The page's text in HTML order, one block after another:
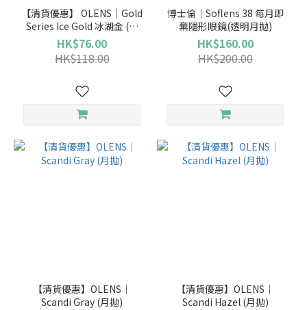
【清貨優惠】 OLENS｜Gold
Series Ice Gold 冰湖金 (月
拋)
HK$76.00
HK$118.00
博士倫｜Soflens 38 每月即
棄隱形眼鏡(透明月拋)
HK$160.00
HK$200.00
【清貨優惠】OLENS｜
Scandi Gray (月拋)
【清貨優惠】OLENS｜
Scandi Hazel (月拋)